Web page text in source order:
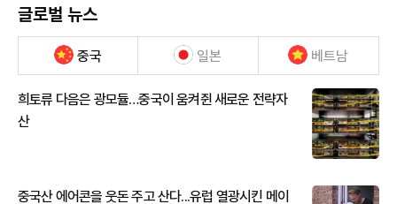
글로벌 뉴스
중국 일본 베트남
희토류 다음은 광모듈…중국이 움켜쥔 새로운 전략자
산
중국산 에어콘을 웃돈 주고 산다...유럽 열광시킨 메이